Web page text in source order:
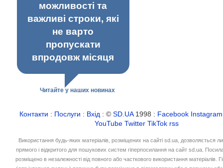
можливості та
важливі строки, які
не варто
пропускати
впродовж місяця
Читайте у наших новинах
Контакти : Послуги : Вхід : ©SD.UA1998 : Facebook Instagram
YouTube Twitter TikTok rss
Використання будь-яких матеріалів, розміщених на сайті sd.ua, дозволяється
прямого і відкритого для пошукових систем гіперпосилання на сайт sd.ua.
розміщено в незалежності від повного або часткового використання матеріалів.